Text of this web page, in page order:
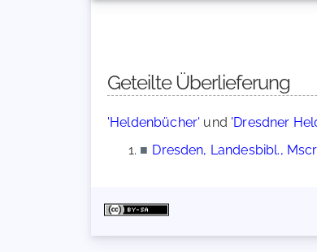
Geteilte Überlieferung
'Heldenbücher' und 'Dresdner
■ Dresden, Landesbibl.,